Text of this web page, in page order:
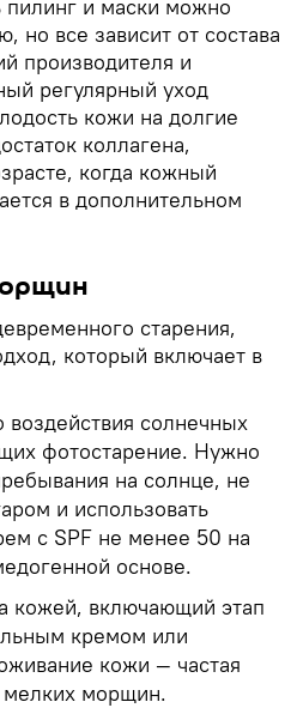
и маски можно
но все зависит от состава
производителя и
регулярный уход
кожи на долгие
коллагена,
когда кожный
в дополнительном
старения,
который включает в
воздействия солнечных
фотостарение. Нужно
на солнце, не
и использовать
с SPF не менее 50 на
основе.
кожей, включающий этап
кремом или
кожи — частая
мелких морщин.